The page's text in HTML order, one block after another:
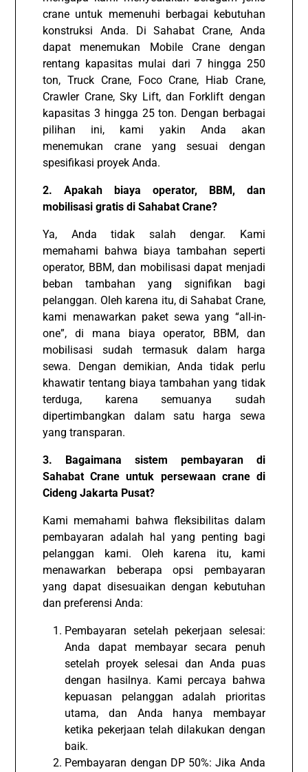
crane untuk memenuhi berbagai kebutuhan
konstruksi Anda. Di Sahabat Crane, Anda
dapat menemukan Mobile Crane dengan
rentang kapasitas mulai dari 7 hingga 250
ton, Truck Crane, Foco Crane, Hiab Crane,
Crawler Crane, Sky Lift, dan Forklift dengan
kapasitas 3 hingga 25 ton. Dengan berbagai
pilihan ini, kami yakin Anda akan
menemukan crane yang sesuai dengan
spesifikasi proyek Anda.
2. Apakah biaya operator, BBM, dan
mobilisasi gratis di Sahabat Crane?
Ya, Anda tidak salah dengar. Kami
memahami bahwa biaya tambahan seperti
operator, BBM, dan mobilisasi dapat menjadi
beban tambahan yang signifikan bagi
pelanggan. Oleh karena itu, di Sahabat Crane,
kami menawarkan paket sewa yang “all-in-
one”, di mana biaya operator, BBM, dan
mobilisasi sudah termasuk dalam harga
sewa. Dengan demikian, Anda tidak perlu
khawatir tentang biaya tambahan yang tidak
terduga, karena semuanya sudah
dipertimbangkan dalam satu harga sewa
yang transparan.
3. Bagaimana sistem pembayaran di
Sahabat Crane untuk persewaan crane di
Cideng Jakarta Pusat?
Kami memahami bahwa fleksibilitas dalam
pembayaran adalah hal yang penting bagi
pelanggan kami. Oleh karena itu, kami
menawarkan beberapa opsi pembayaran
yang dapat disesuaikan dengan kebutuhan
dan preferensi Anda:
Pembayaran setelah pekerjaan selesai:
Anda dapat membayar secara penuh
setelah proyek selesai dan Anda puas
dengan hasilnya. Kami percaya bahwa
kepuasan pelanggan adalah prioritas
utama, dan Anda hanya membayar
ketika pekerjaan telah dilakukan dengan
baik.
Pembayaran dengan DP 50%: Jika Anda